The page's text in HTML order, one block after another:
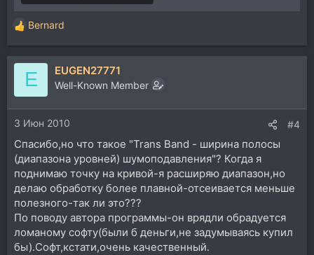
Р
е
а
и
и
:
Bernard
E EUGEN27771
Well-Known Member
3 Июн 2010 #4
Спасибо,но что такое "Trans Band - ширина полосы
(диапазона уровней) шумоподавления"? Когда я
поднимаю точку на кривой-я расширяю диапазон,но
делаю обработку более плавной-отсеивается меньше
полезного-так ли это???
По поводу автора программы-он врядли обрадуется
ломаному софту(были б деньги,не задумываясь купил
бы).Софт,кстати,очень качественный.